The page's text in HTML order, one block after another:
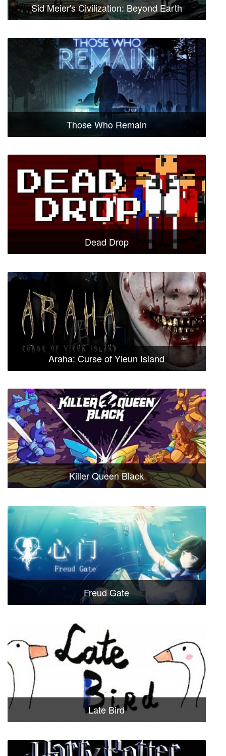
Sid Meier's Civilization: Beyond Earth
Those Who Remain
Dead Drop
Araha: Curse of Yieun Island
Killer Queen Black
Freud Gate
Late Bird